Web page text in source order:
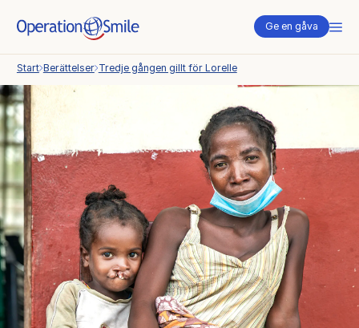
Ge en gåva
Start Berättelser Tredje gången gillt för Lorelle